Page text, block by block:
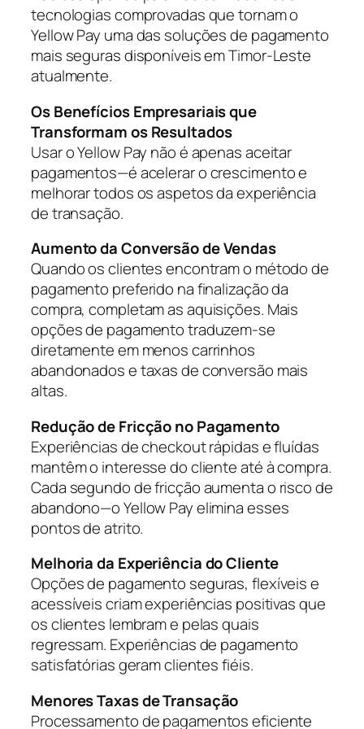
tecnologias comprovadas que tornam o
Yellow Pay uma das soluções de pagamento
mais seguras disponíveis em Timor-Leste
atualmente.
Os Benefícios Empresariais que
Transformam os Resultados
Usar o Yellow Pay não é apenas aceitar
pagamentos—é acelerar o crescimento e
melhorar todos os aspetos da experiência
de transação.
Aumento da Conversão de Vendas
Quando os clientes encontram o método de
pagamento preferido na finalização da
compra, completam as aquisições. Mais
opções de pagamento traduzem-se
diretamente em menos carrinhos
abandonados e taxas de conversão mais
altas.
Redução de Fricção no Pagamento
Experiências de checkout rápidas e fluídas
mantêm o interesse do cliente até à compra.
Cada segundo de fricção aumenta o risco de
abandono—o Yellow Pay elimina esses
pontos de atrito.
Melhoria da Experiência do Cliente
Opções de pagamento seguras, flexíveis e
acessíveis criam experiências positivas que
os clientes lembram e pelas quais
regressam. Experiências de pagamento
satisfatórias geram clientes fiéis.
Menores Taxas de Transação
Processamento de pagamentos eficiente